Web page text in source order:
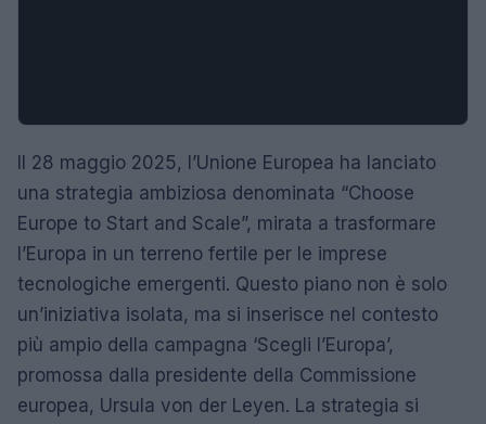
Il 28 maggio 2025, l’Unione Europea ha lanciato
una strategia ambiziosa denominata “Choose
Europe to Start and Scale”, mirata a trasformare
l’Europa in un terreno fertile per le imprese
tecnologiche emergenti. Questo piano non è solo
un’iniziativa isolata, ma si inserisce nel contesto
più ampio della campagna ‘Scegli l’Europa’,
promossa dalla presidente della Commissione
europea, Ursula von der Leyen. La strategia si